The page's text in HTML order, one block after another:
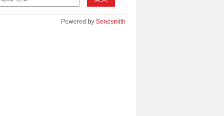
Powered by Sendsmith